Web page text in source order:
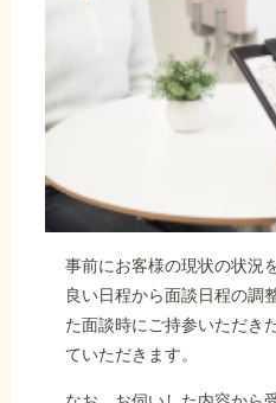
事前にお客様の現状の状況
良い日程から面談日程の調
た面談時にご持参いただき
ていただきます。